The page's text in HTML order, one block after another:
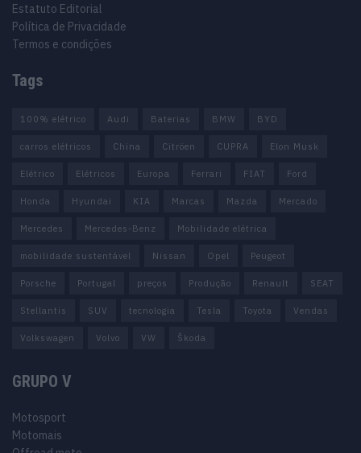
Estatuto Editorial
Política de Privacidade
Termos e condições
Tags
100% elétrico Audi Baterias BMW BYD
carros elétricos China Citröen CUPRA Elon Musk
Elétrico Elétricos Europa Ferrari FIAT Ford
Honda Hyundai KIA Marcas Mazda Mercado
Mercedes Mercedes-Benz Mobilidade elétrica
mobilidade sustentável Nissan Opel Peugeot
Porsche Portugal preços Produção Renault SEAT
Stellantis SUV tecnologia Tesla Toyota Vendas
Volkswagen Volvo VW Škoda
GRUPO V
Motosport
Motomais